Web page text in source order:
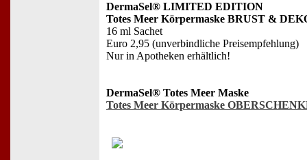
DermaSel® LIMITED EDITION
Totes Meer Körpermaske BRUST &
16 ml Sachet
Euro 2,95 (unverbindliche Preisempfehlung)
Nur in Apotheken erhältlich!
DermaSel® Totes Meer Maske
Totes Meer Körpermaske